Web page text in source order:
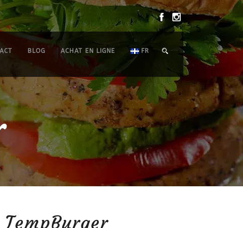
BLOG ACHAT EN LIGNE FR
TempBurger